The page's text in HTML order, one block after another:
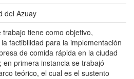
del Azuay
trabajo tiene como objetivo,
factibilidad para la implementación
de comida rápida en la ciudad
en primera instancia se trabajó
teórico, el cual es el sustento